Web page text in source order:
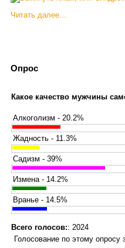
Читать далее...
Опрос
Какое качество мужчины
Алкоголизм - 20.2%
Жадность - 11.3%
Садизм - 39%
Измена - 14.2%
Вранье - 14.5%
Всего голосов:: 2024
Голосование по этому